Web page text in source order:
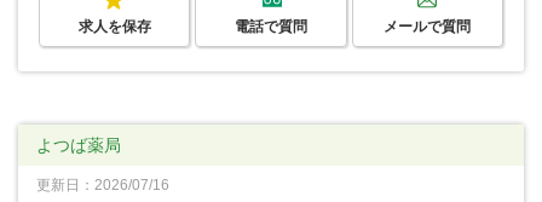
求人を保存 電話で質問 メールで質問
よつば薬局
更新日：2026/07/16